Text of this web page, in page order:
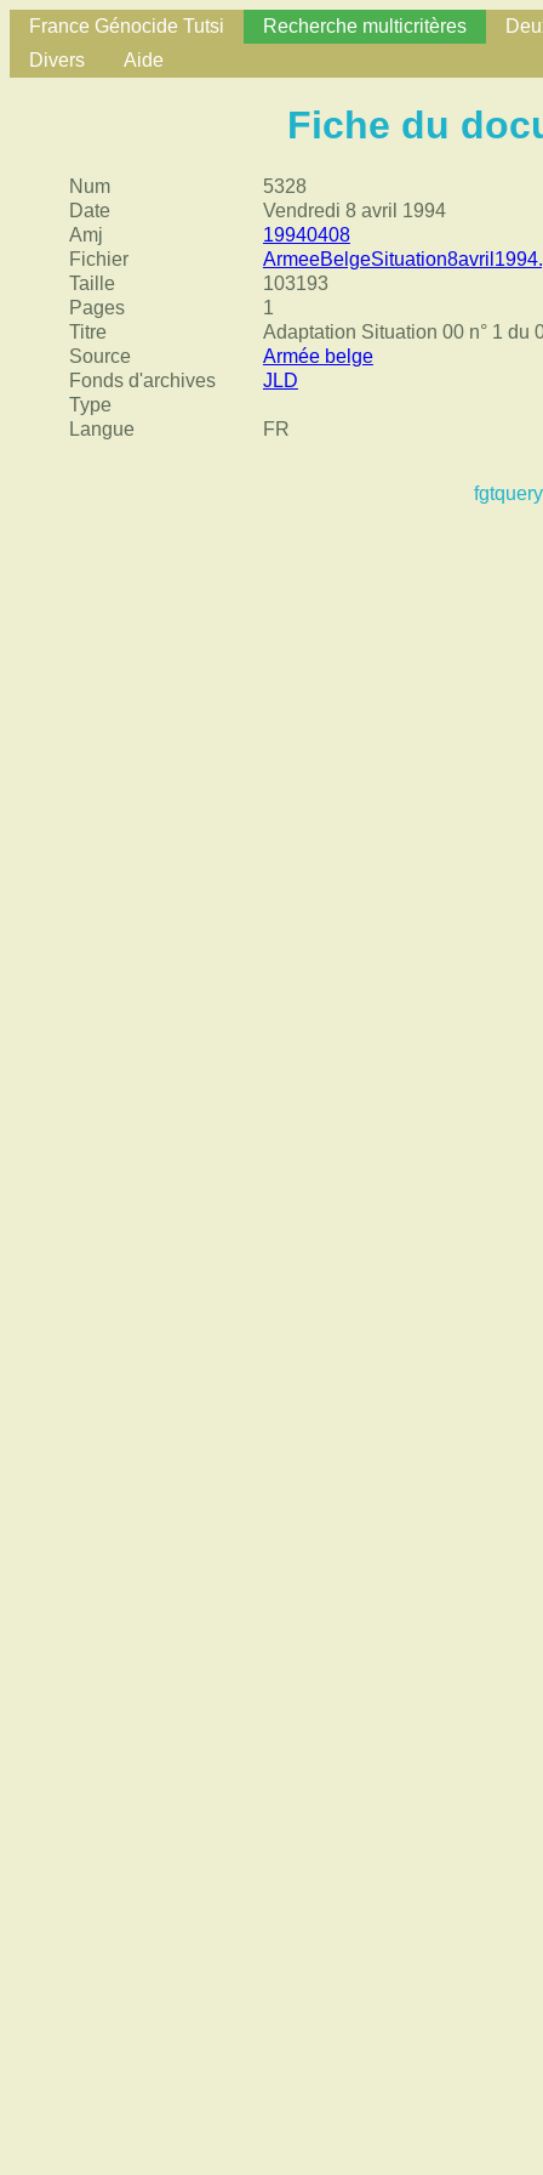
France Génocide Tutsi Recherche multicritères
Divers
Aide
Fiche du
Num
5328
Date
Vendredi 8 avril 1994
Amj
19940408
Fichier
Taille
103193
Pages
1
Titre
Adaptation Situation 00 n° 1 du
Source
Armée belge
Fonds d'archives
JLD
Type
Langue
FR